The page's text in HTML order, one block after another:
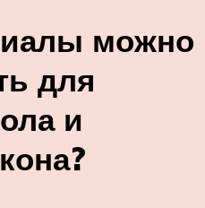
можно
для
и